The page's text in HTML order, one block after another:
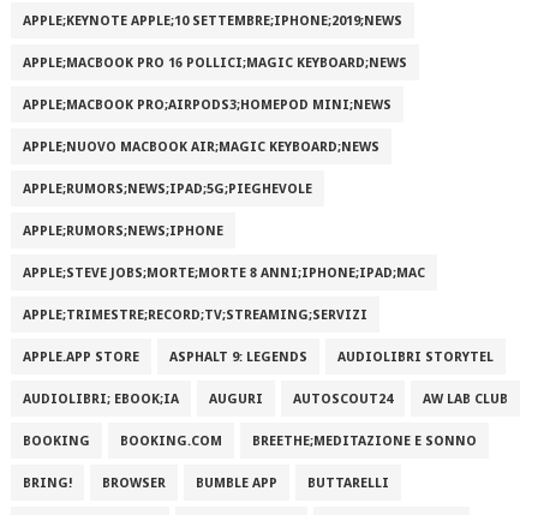
APPLE;KEYNOTE APPLE;10 SETTEMBRE;IPHONE;2019;NEWS
APPLE;MACBOOK PRO 16 POLLICI;MAGIC KEYBOARD;NEWS
APPLE;MACBOOK PRO;AIRPODS3;HOMEPOD MINI;NEWS
APPLE;NUOVO MACBOOK AIR;MAGIC KEYBOARD;NEWS
APPLE;RUMORS;NEWS;IPAD;5G;PIEGHEVOLE
APPLE;RUMORS;NEWS;IPHONE
APPLE;STEVE JOBS;MORTE;MORTE 8 ANNI;IPHONE;IPAD;MAC
APPLE;TRIMESTRE;RECORD;TV;STREAMING;SERVIZI
APPLE.APP STORE ASPHALT 9: LEGENDS AUDIOLIBRI STORYTEL
AUDIOLIBRI; EBOOK;IA AUGURI AUTOSCOUT24 AW LAB CLUB
BOOKING BOOKING.COM BREETHE;MEDITAZIONE E SONNO
BRING! BROWSER BUMBLE APP BUTTARELLI